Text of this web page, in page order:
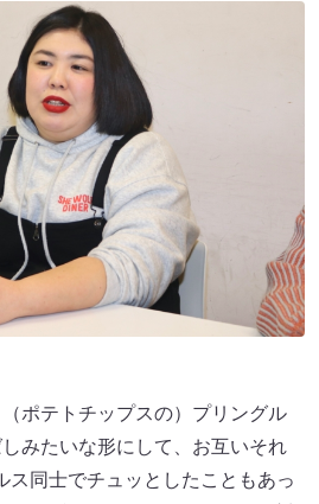
ポテトチップスの）プリングル
みたいな形にして、お互いそれ
ス同士でチュッとしたこともあっ